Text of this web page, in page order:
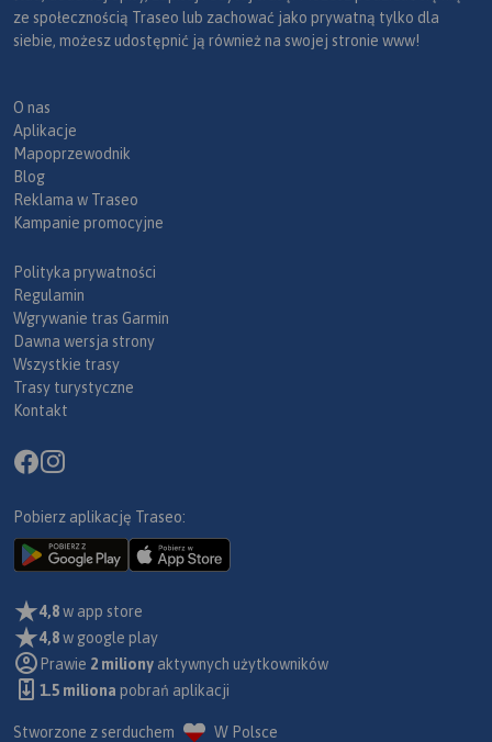
ze społecznością Traseo lub zachować jako prywatną tylko dla
siebie, możesz udostępnić ją również na swojej stronie www!
O nas
Aplikacje
Mapoprzewodnik
Blog
Reklama w Traseo
Kampanie promocyjne
Polityka prywatności
Regulamin
Wgrywanie tras Garmin
Dawna wersja strony
Wszystkie trasy
Trasy turystyczne
Kontakt
Pobierz aplikację Traseo:
4,8w app store
4,8w google play
Prawie 2 miliony aktywnych użytkowników
1.5 miliona pobrań aplikacji
Stworzone z serduchem W Polsce